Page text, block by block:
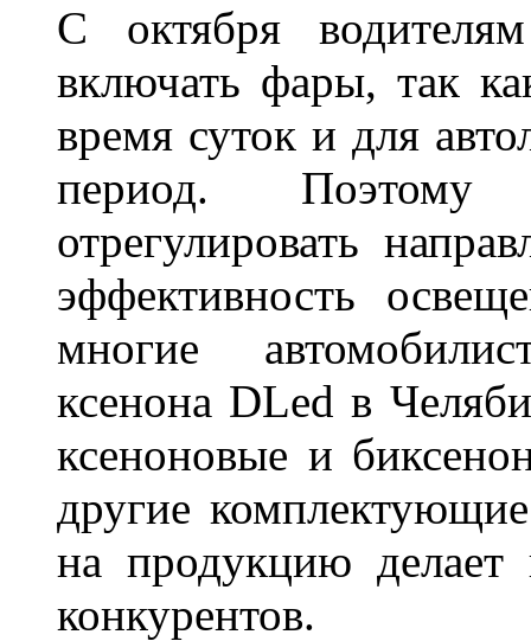
С октября
включать фары, так
время суток и для
период. Поэтому
отрегулировать
эффективность
многие
ксенона DLed в
ксеноновые и
другие
на продукцию
конкурентов.